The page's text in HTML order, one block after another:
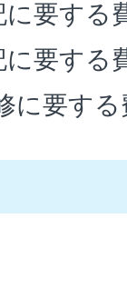
に要する
に要する
に要する